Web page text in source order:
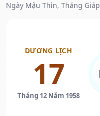
Ngày Mậu Thìn, Tháng
DƯƠNG LỊCH
17
Tháng 12 Năm 1958